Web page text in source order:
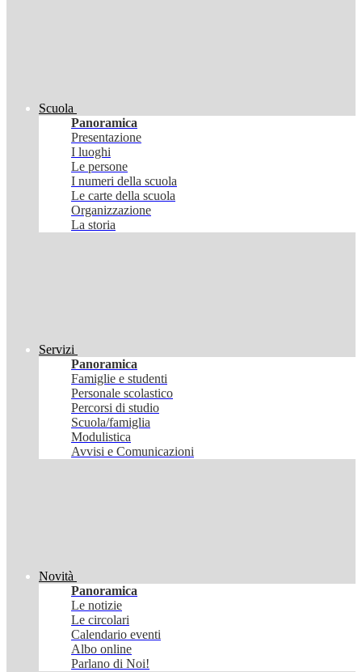
Scuola
Panoramica
Presentazione
I luoghi
Le persone
I numeri della scuola
Le carte della scuola
Organizzazione
La storia
Servizi
Panoramica
Famiglie e studenti
Personale scolastico
Percorsi di studio
Scuola/famiglia
Modulistica
Avvisi e Comunicazioni
Novità
Panoramica
Le notizie
Le circolari
Calendario eventi
Albo online
Parlano di Noi!